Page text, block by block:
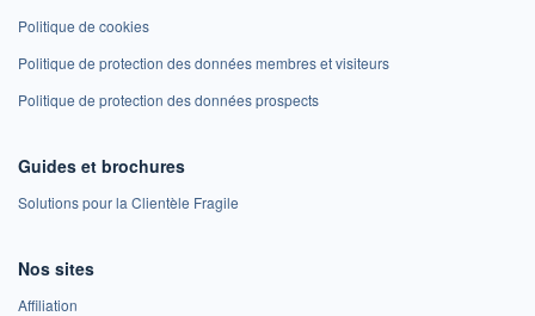
Politique de cookies
Politique de protection des données membres et visiteurs
Politique de protection des données prospects
Guides et brochures
Solutions pour la Clientèle Fragile
Nos sites
Affiliation